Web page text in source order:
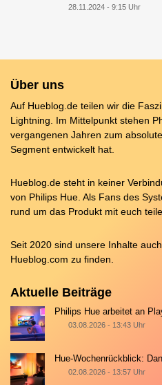
28.11.2024 - 9:15 Uhr
Über uns
Auf Hueblog.de teilen wir die
Lightning. Im Mittelpunkt stehen
vergangenen Jahren zum
Segment entwickelt hat.
Hueblog.de steht in keiner
von Philips Hue. Als Fans des
rund um das Produkt mit euch
Seit 2020 sind unsere Inhalte
Hueblog.com zu finden.
Aktuelle Beiträge
Philips Hue arbeitet an
03.08.2026 - 13:43 Uhr
Hue-Wochenrückblick:
02.08.2026 - 13:57 Uhr